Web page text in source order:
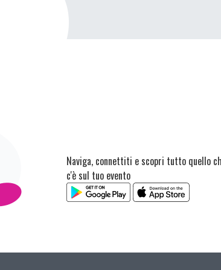
Naviga, connettiti e scopri tutto quello
c'è sul tuo evento